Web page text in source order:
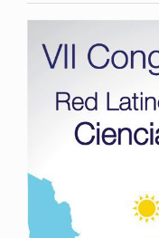
lateral
del
artículo